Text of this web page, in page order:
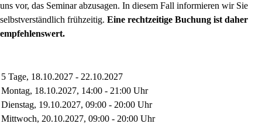
uns vor, das Seminar abzusagen. In diesem Fall informieren wir Sie
selbstverständlich frühzeitig. Eine rechtzeitige Buchung ist daher
empfehlenswert.
5 Tage, 18.10.2027 - 22.10.2027
Montag, 18.10.2027, 14:00 - 21:00 Uhr
Dienstag, 19.10.2027, 09:00 - 20:00 Uhr
Mittwoch, 20.10.2027, 09:00 - 20:00 Uhr